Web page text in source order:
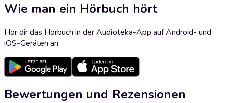
Wie man ein Hörbuch hört
Hör dir das Hörbuch in der Audioteka-App auf Android- und
iOS-Geräten an
Bewertungen und Rezensionen